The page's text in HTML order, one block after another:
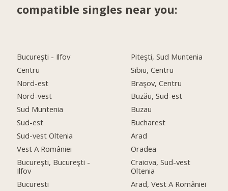
compatible singles near you:
Bucureşti - Ilfov
Centru
Nord-est
Nord-vest
Sud Muntenia
Sud-est
Sud-vest Oltenia
Vest A României
Bucureşti, Bucureşti -
Ilfov
Bucuresti
Piteşti, Sud Muntenia
Sibiu, Centru
Braşov, Centru
Buzău, Sud-est
Buzau
Bucharest
Arad
Oradea
Craiova, Sud-vest
Oltenia
Arad, Vest A României